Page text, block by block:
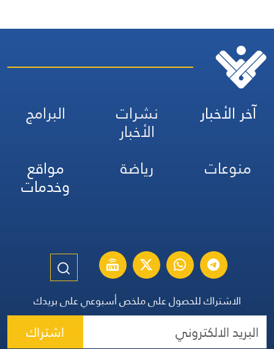
آخر الأخبار نشرات
الأخبار
البرامج
منوعات
رياضة مواقع
وخدمات
الاشتراك للحصول على ملخص أسبوعي على بريدك
اشتراك